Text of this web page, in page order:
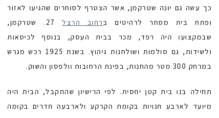
כך עשה גם יונה שטרקמן, אשר הצטרף לסוחרים שהגיעו לאזור
ופתח בית מסחר לרהיטים ברחוב הרצל
27. שטרקמן,
שבמקצועו היה רפד, מכר בבית העסק, בנוסף לכיסאות
ולשידות, גם סולמות ושולחנות גיהוץ. בשנת 1925 רכש מגרש
במרחק 300 מטר מהחנות, בפינת הרחובות וולפסון והשוק.
תחילה בנו בית קטן יחסית. לפי הרישיון שהתקבל, הבית היה
מיועד לארבע חנויות בקומת הקרקע ולארבעה חדרים בקומה